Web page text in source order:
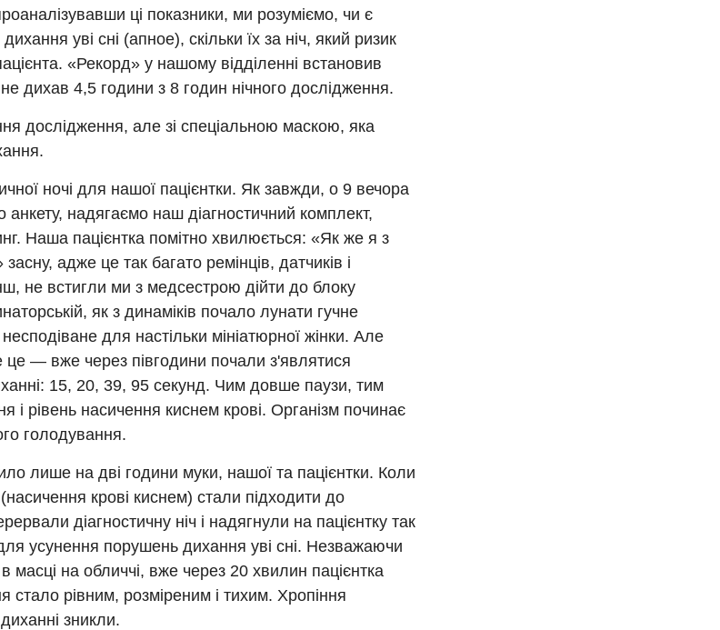
ці показники, ми розуміємо, чи є
уві сні (апное), скільки їх за ніч, який ризик
«Рекорд» у нашому відділенні встановив
дихав 4,5 години з 8 годин нічного дослідження.
дослідження, але зі спеціальною маскою, яка
ночі для нашої пацієнтки. Як завжди, о 9 вечора
анкету, надягаємо наш діагностичний комплект,
Наша пацієнтка помітно хвилюється: «Як же я з
адже це так багато ремінців, датчиків і
не встигли ми з медсестрою дійти до блоку
як з динаміків почало лунати гучне
для настільки мініатюрної жінки. Але
— вже через півгодини почали з'являтися
15, 20, 39, 95 секунд. Чим довше паузи, тим
і рівень насичення киснем крові. Організм починає
голодування.
лише на дві години муки, нашої та пацієнтки. Коли
(насичення крові киснем) стали підходити до
діагностичну ніч і надягнули на пацієнтку так
усунення порушень дихання уві сні. Незважаючи
в масці на обличчі, вже через 20 хвилин пацієнтка
стало рівним, розміреним і тихим. Хропіння
зникли.